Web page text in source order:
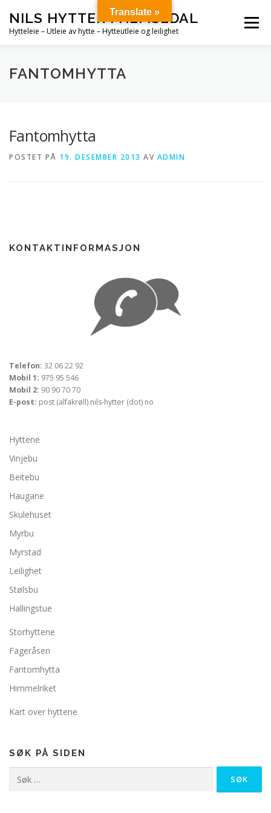
innhold
NILS HYTTER I HEMSEDAL
Hytteleie – Utleie av hytte – Hytteutleie og leilighet
Meny
HJEM HYTTER STORHYTTER
FANTOMHYTTA
Fantomhytta
POSTET PÅ 19. DESEMBER 2013 AV ADMIN
KONTAKTINFORMASJON
Telefon: 32 06 22 92
Mobil 1: 975 95 546
Mobil 2: 90 90 70 70
E-post: post (alfakrøll) nils-hytter (dot) no
Hyttene
Vinjebu
Beitebu
Haugane
Skulehuset
Myrbu
Myrstad
Leilighet
Stølsbu
Hallingstue
Storhyttene
Fageråsen
Fantomhytta
Himmelriket
Kart over hyttene
SØK PÅ SIDEN
etter:
Translate »